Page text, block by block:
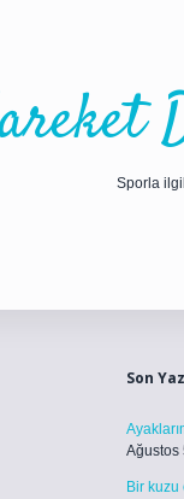
Sporla
Son
Ağustos
Bir